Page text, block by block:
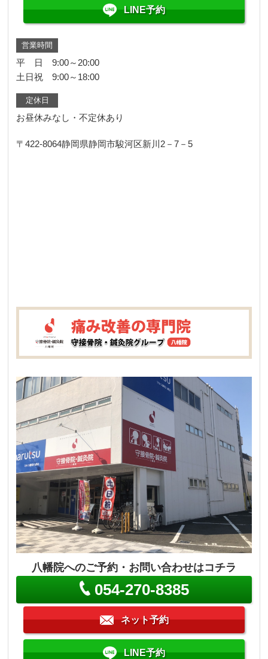
LINE予約
営業時間
平 日 9:00～20:00
土日祝 9:00～18:00
定休日
お昼休みなし・不定休あり
〒422-8064静岡県静岡市駿河区新川2－7－5
八幡院へのご予約・お問い合わせはコチラ
054-270-8385
ネット予約
LINE予約